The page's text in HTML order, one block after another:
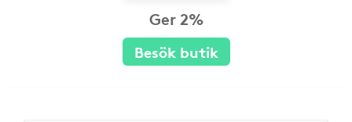
Ger 2%
Besök butik